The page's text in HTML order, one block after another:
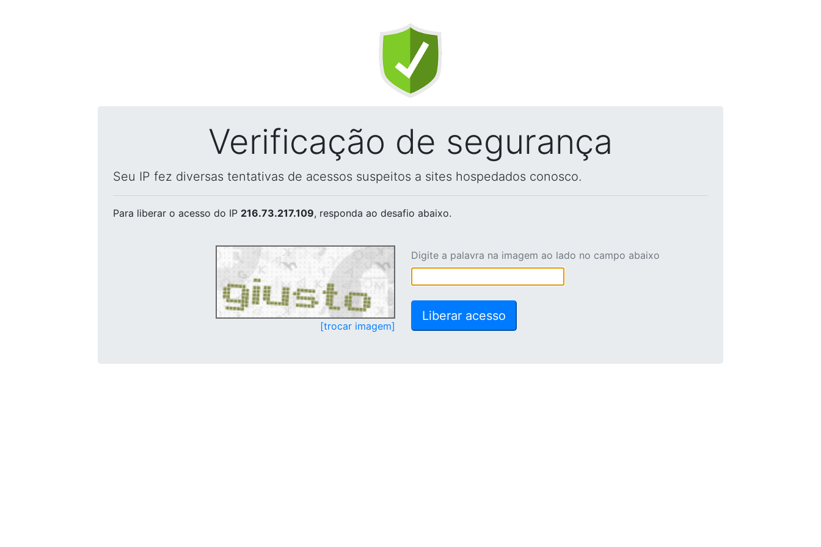
Verificação de segurança
Seu IP fez diversas tentativas de acessos suspeitos a sites hospedados conosco.
Para liberar o acesso do IP 216.73.217.109, responda ao desafio abaixo.
[trocar imagem]
Digite a palavra na imagem ao lado no campo abaixo